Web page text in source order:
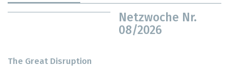
Netzwoche Nr.
08/2026
The Great Disruption